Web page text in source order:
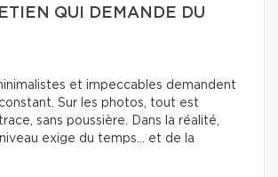
QUI DEMANDE DU
et impeccables demandent
Sur les photos, tout est
sans poussière. Dans la réalité,
exige du temps… et de la